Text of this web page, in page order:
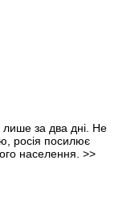
за два дні. Не
росія посилює
населення. >>